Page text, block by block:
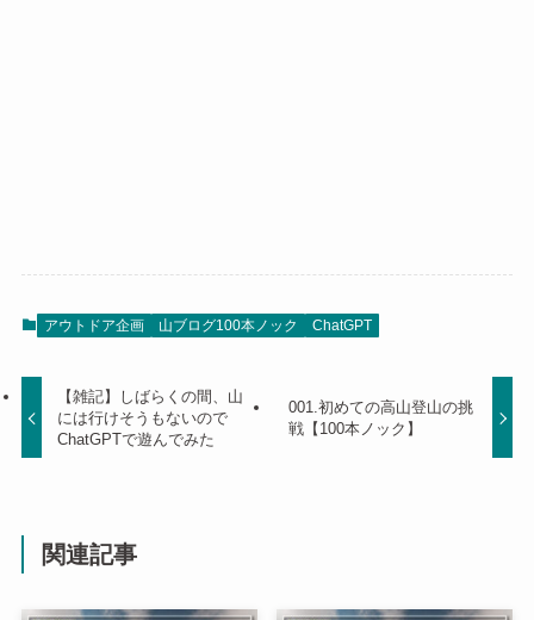
アウトドア企画 山ブログ100本ノック ChatGPT
【雑記】しばらくの間、山
には行けそうもないので
ChatGPTで遊んでみた
001.初めての高山登山の挑
戦【100本ノック】
関連記事